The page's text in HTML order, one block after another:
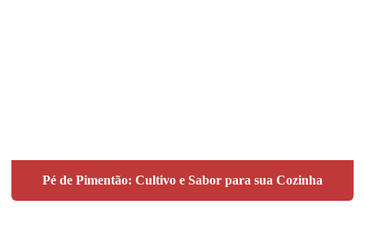
Pé de Pimentão: Cultivo e Sabor para sua Cozinha